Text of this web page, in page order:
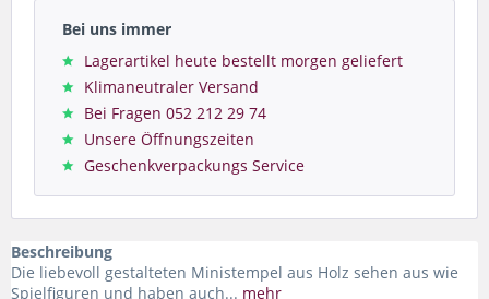
Bei uns immer
Lagerartikel heute bestellt morgen geliefert
Klimaneutraler Versand
Bei Fragen 052 212 29 74
Unsere Öffnungszeiten
Geschenkverpackungs Service
Beschreibung
Die liebevoll gestalteten Ministempel aus Holz sehen aus wie
Spielfiguren und haben auch... mehr